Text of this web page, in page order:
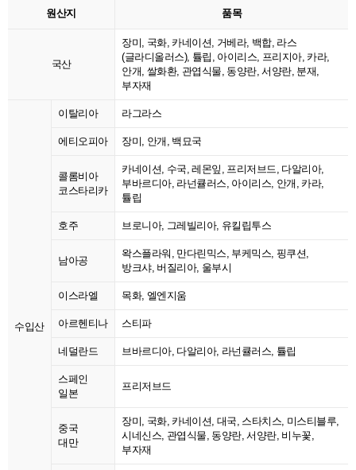
원산지 품목
국산
장미, 국화, 카네이션, 거베라, 백합, 라스
(글라디올러스), 튤립, 아이리스, 프리지아, 카라,
안개, 쌀화환, 관엽식물, 동양란, 서양란, 분재,
부자재
수입산
이탈리아 라그라스
에티오피아 장미, 안개, 백묘국
콜롬비아
코스타리카
카네이션, 수국, 레몬잎, 프리저브드, 다알리아,
부바르디아, 라넌큘러스, 아이리스, 안개, 카라,
튤립
호주 브로니아, 그레빌리아, 유킬립투스
남아공
왁스플라워, 만다린믹스, 부케믹스, 핑쿠션,
방크샤, 버질리아, 울부시
이스라엘 목화, 엘엔지움
아르헨티나 스티파
네덜란드 브바르디아, 다알리아, 라넌큘러스, 튤립
스페인
일본
프리저브드
중국
대만
장미, 국화, 카네이션, 대국, 스타치스, 미스티블루,
시네신스, 관엽식물, 동양란, 서양란, 비누꽃,
부자재